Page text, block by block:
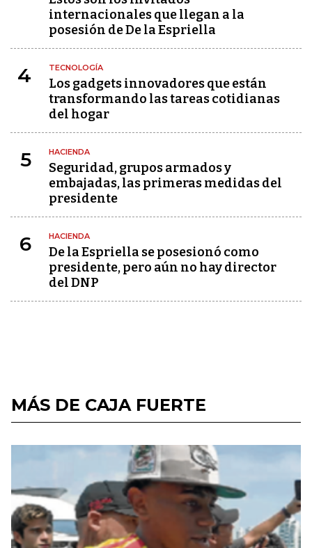
internacionales que llegan a la
posesión de De la Espriella
4 TECNOLOGÍA
Los gadgets innovadores que están
transformando las tareas cotidianas
del hogar
5 HACIENDA
Seguridad, grupos armados y
embajadas, las primeras medidas del
presidente
6 HACIENDA
De la Espriella se posesionó como
presidente, pero aún no hay director
del DNP
MÁS DE CAJA FUERTE